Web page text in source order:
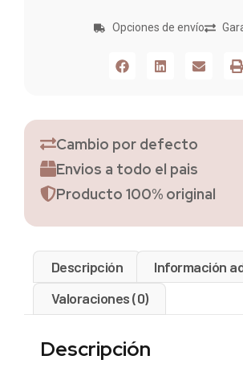
Opciones de envío
Cambio por defecto
Envios a todo el pais
Producto 100% original
Descripción
Información
Valoraciones (0)
Descripción